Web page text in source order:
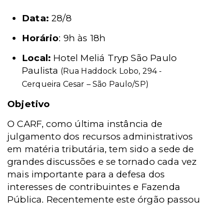
Data: 28/8
Horário: 9h às 18h
Local: Hotel Meliá Tryp São Paulo
Paulista (Rua Haddock Lobo, 294 -
Cerqueira Cesar – São Paulo/SP)
Objetivo
O CARF, como última instância de
julgamento dos recursos administrativos
em matéria tributária, tem sido a sede de
grandes discussões e se tornado cada vez
mais importante para a defesa dos
interesses de contribuintes e Fazenda
Pública. Recentemente este órgão passou